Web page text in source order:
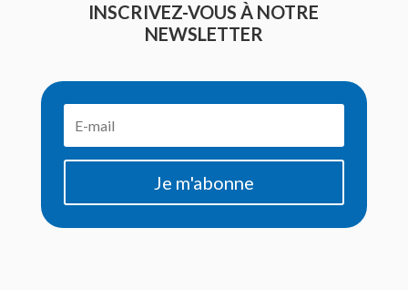
INSCRIVEZ-VOUS À NOTRE
NEWSLETTER
Je m'abonne